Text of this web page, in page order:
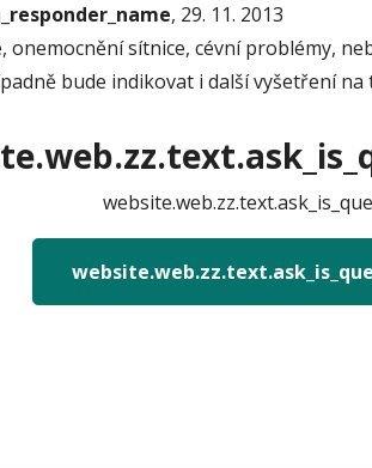
, 29. 11. 2013
onemocnění sítnice, cévní problémy,
bude indikovat i další vyšetření